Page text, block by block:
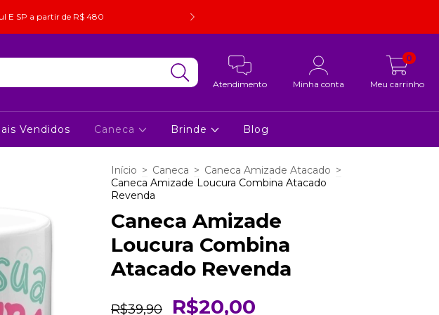
E SP a partir de R$ 480
Atendimento Minha conta Meu carrinho
0
Vendidos Caneca Brinde Blog
Início > Caneca > Caneca Amizade Atacado >
Caneca Amizade Loucura Combina Atacado
Revenda
Caneca Amizade
Loucura Combina
Atacado Revenda
R$39,90 R$20,00